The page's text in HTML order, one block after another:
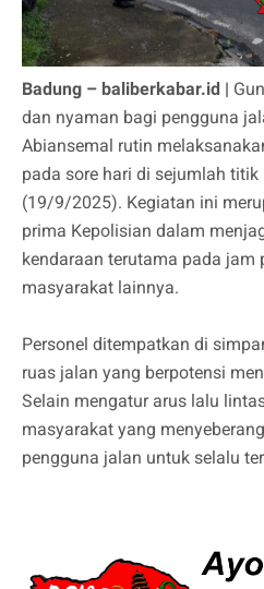
Badung – baliberkabar.id |
dan nyaman bagi pengguna
Abiansemal rutin
pada sore hari di sejumlah
(19/9/2025). Kegiatan ini
prima Kepolisian dalam
kendaraan terutama pada
masyarakat lainnya.
Personel ditempatkan di
ruas jalan yang berpotensi
Selain mengatur arus lalu
masyarakat yang
pengguna jalan untuk selalu